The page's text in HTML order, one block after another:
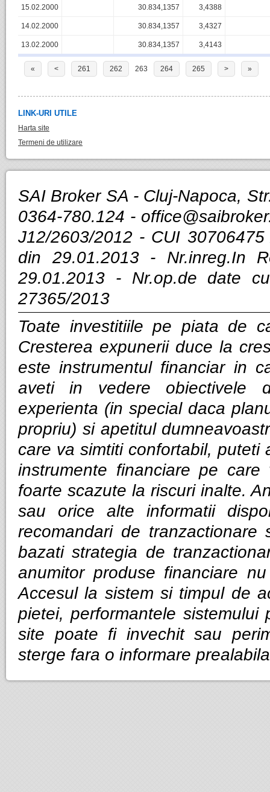
15.02.2000 30.834,1357 3,4388
14.02.2000 30.834,1357 3,4327
13.02.2000 30.834,1357 3,4143
« < 261 262 263 264 265 > »
LINK-URI UTILE
Harta site
Termeni de utilizare
SAI Broker SA - Cluj-Napoca,
0364-780.124 -
J12/2603/2012 - CUI
din 29.01.2013 - Nr.inreg.In
29.01.2013 - Nr.op.de date
27365/2013
Toate investitiile pe piata de
Cresterea expunerii duce la
este instrumentul financiar in
aveti in vedere obiectivele
experienta (in special daca
propriu) si apetitul
care va simtiti confortabil, puteti
instrumente financiare pe
foarte scazute la riscuri inalte.
sau orice alte informatii
recomandari de
bazati strategia de
anumitor produse financiare
Accesul la sistem si timpul de
pietei, performantele
site poate fi invechit sau
sterge fara o informare